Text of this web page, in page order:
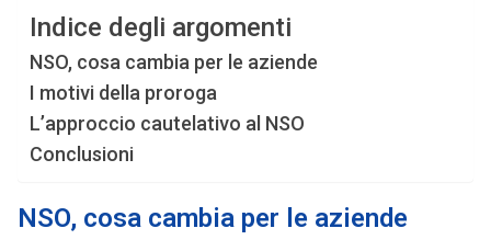
Indice degli argomenti
NSO, cosa cambia per le aziende
I motivi della proroga
L’approccio cautelativo al NSO
Conclusioni
NSO, cosa cambia per le aziende